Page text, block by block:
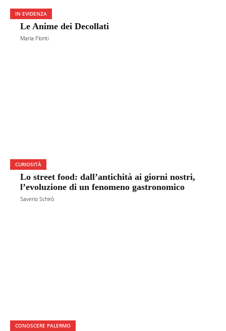
IN EVIDENZA
Le Anime dei Decollati
Maria Floriti
CURIOSITÀ
Lo street food: dall’antichità ai giorni nostri,
l’evoluzione di un fenomeno gastronomico
Saverio Schirò
CONOSCERE PALERMO